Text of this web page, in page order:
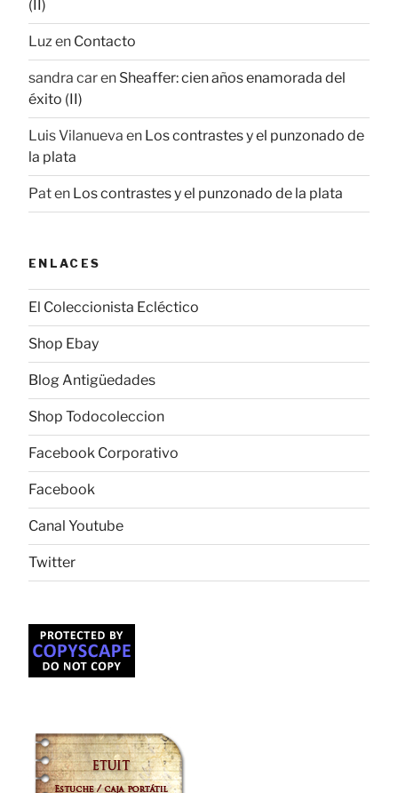
(II)
Luzen Contacto
sandra caren Sheaffer: cien años enamorada del
éxito (II)
Luis Vilanueva en Los contrastes y el punzonado de
la plata
Paten Los contrastes y el punzonado de la plata
ENLACES
El Coleccionista Ecléctico
Shop Ebay
Blog Antigüedades
Shop Todocoleccion
Facebook Corporativo
Facebook
Canal Youtube
Twitter